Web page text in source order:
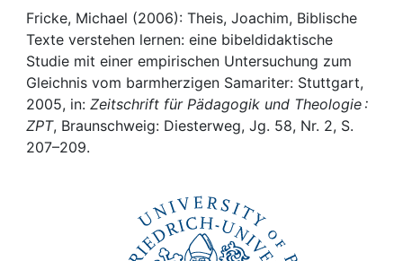
Help
Fricke, Michael (2006): Theis, Joachim, Biblische
Texte verstehen lernen: eine bibeldidaktische
Studie mit einer empirischen Untersuchung zum
Gleichnis vom barmherzigen Samariter: Stuttgart,
2005, in: Zeitschrift für Pädagogik und Theologie :
ZPT, Braunschweig: Diesterweg, Jg. 58, Nr. 2, S.
207–209.